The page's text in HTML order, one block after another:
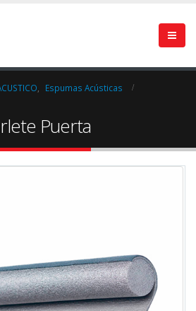
Espumas Acústicas
Puerta